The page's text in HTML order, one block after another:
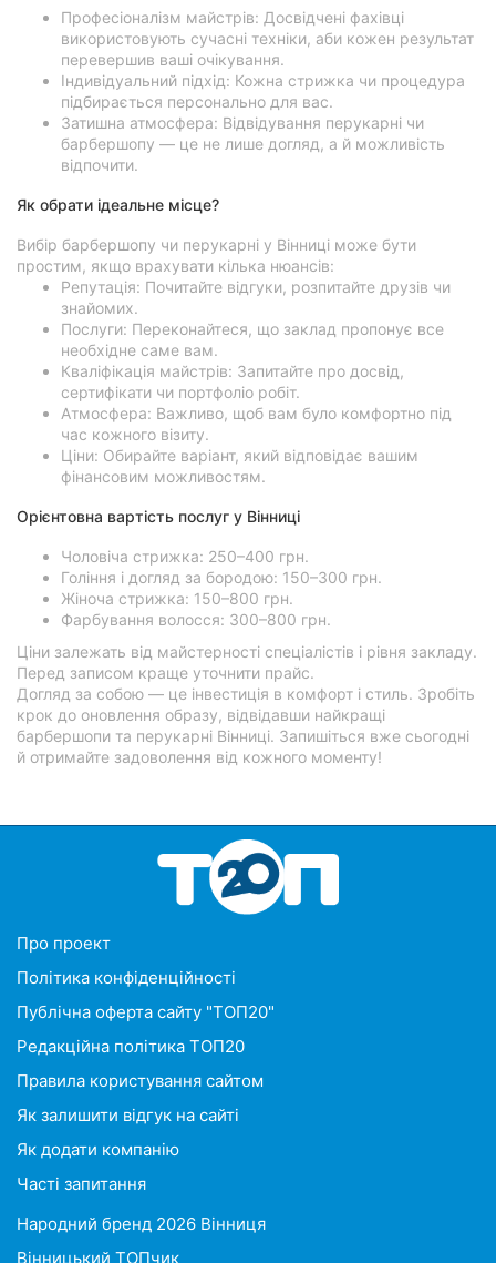
Професіоналізм майстрів: Досвідчені фахівці
використовують сучасні техніки, аби кожен результат
перевершив ваші очікування.
Індивідуальний підхід: Кожна стрижка чи процедура
підбирається персонально для вас.
Затишна атмосфера: Відвідування перукарні чи
барбершопу — це не лише догляд, а й можливість
відпочити.
Як обрати ідеальне місце?
Вибір барбершопу чи перукарні у Вінниці може бути
простим, якщо врахувати кілька нюансів:
Репутація: Почитайте відгуки, розпитайте друзів чи
знайомих.
Послуги: Переконайтеся, що заклад пропонує все
необхідне саме вам.
Кваліфікація майстрів: Запитайте про досвід,
сертифікати чи портфоліо робіт.
Атмосфера: Важливо, щоб вам було комфортно під
час кожного візиту.
Ціни: Обирайте варіант, який відповідає вашим
фінансовим можливостям.
Орієнтовна вартість послуг у Вінниці
Чоловіча стрижка: 250–400 грн.
Гоління і догляд за бородою: 150–300 грн.
Жіноча стрижка: 150–800 грн.
Фарбування волосся: 300–800 грн.
Ціни залежать від майстерності спеціалістів і рівня закладу.
Перед записом краще уточнити прайс.
Догляд за собою — це інвестиція в комфорт і стиль. Зробіть
крок до оновлення образу, відвідавши найкращі
барбершопи та перукарні Вінниці. Запишіться вже сьогодні
й отримайте задоволення від кожного моменту!
Про проект
Політика конфіденційності
Публічна оферта сайту "ТОП20"
Редакційна політика ТОП20
Правила користування сайтом
Як залишити відгук на сайті
Як додати компанію
Часті запитання
Народний бренд 2026 Вінниця
Вінницький ТОПчик